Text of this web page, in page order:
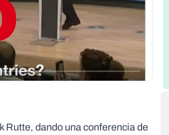
Rutte, dando una conferencia de